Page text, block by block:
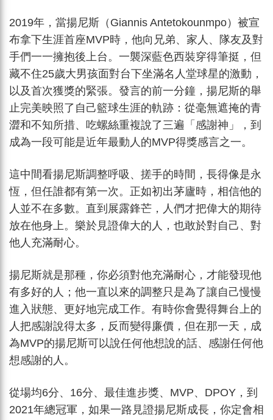
2019年，當揚尼斯（Giannis Antetokounmpo）被宣
布拿下生涯首座MVP時，他向兄弟、家人、隊友及對
手們一一擁抱後上台。一襲深藍色西裝穿得筆挺，但
藏不住25歲大男孩面對台下坐滿名人堂球星的激動，
以及首次獲獎的緊張。發言的前一分鐘，揚尼斯的舉
止完美映照了自己籃球生涯的軌跡：從毫無遮掩的青
澀和不知所措、吃螺絲重複說了三遍「感謝神」，到
成為一段可能是近年最動人的MVP得獎感言之一。
這中間看揚尼斯調整呼吸、搓手的時間，長得像是永
恆，但任誰都有第一次。正如初出茅廬時，相信他的
人並不在多數。直到展露鋒芒，人們才把偉大的期待
放在他身上。樂於見證偉大的人，也敢於對自己、對
他人充滿耐心。
揚尼斯就是那種，你必須對他充滿耐心，才能發現他
有多好的人；他一直以來的調整只是為了讓自己慢慢
進入狀態、更好地完成工作。有時你會覺得舞台上的
人把感謝說得太多，反而變得廉價，但在那一天，成
為MVP的揚尼斯可以說任何他想說的話、感謝任何他
想感謝的人。
從場均6分、16分、最佳進步獎、MVP、DPOY，到
2021年總冠軍，如果一路見證揚尼斯成長，你定會相